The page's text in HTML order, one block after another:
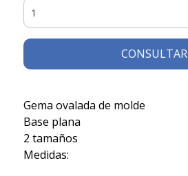
CONSULTAR
Gema ovalada de molde
Base plana
2 tamaños
Medidas: